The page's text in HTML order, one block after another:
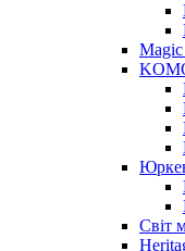
Magic
Світ